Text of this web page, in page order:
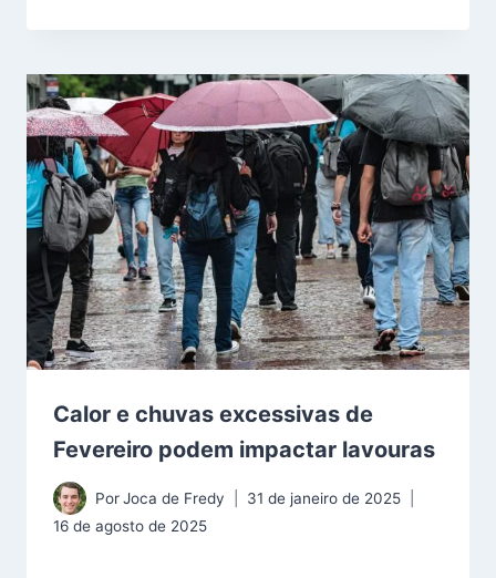
Calor e chuvas excessivas de
Fevereiro podem impactar lavouras
PorJoca de Fredy
31 de janeiro de 2025
16 de agosto de 2025